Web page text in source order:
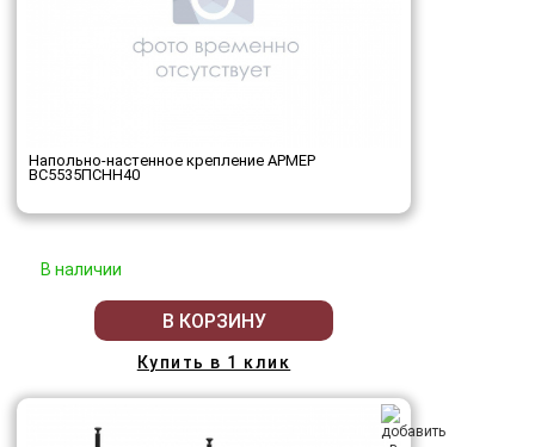
Напольно-настенное крепление АРМЕР
ВС5535ПСНН40
В наличии
В КОРЗИНУ
Купить в 1 клик